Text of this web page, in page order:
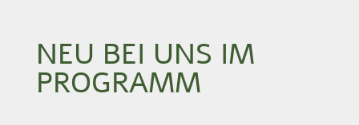
NEU BEI UNS IM
PROGRAMM